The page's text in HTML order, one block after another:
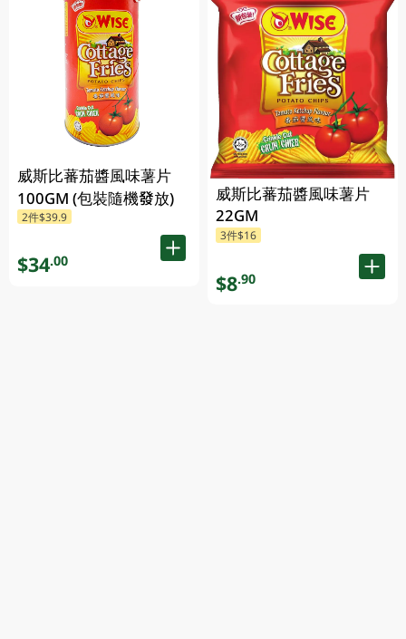
威斯比蕃茄醬風味薯片
100GM (包裝隨機發放)
2件$39.9
$34.00
威斯比蕃茄醬風味薯片
22GM
3件$16
$8.90